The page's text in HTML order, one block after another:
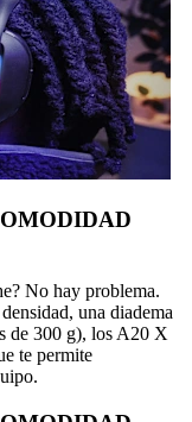
No hay problema.
una diadema
de 300 g), los A20 X
te permite